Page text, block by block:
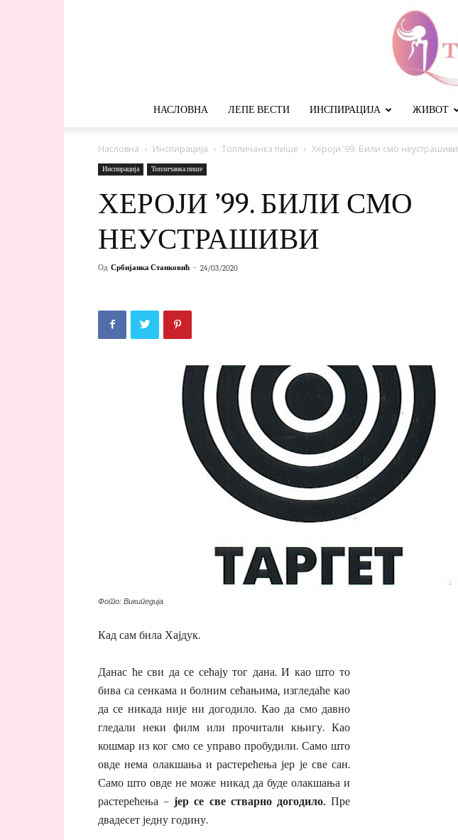
НАСЛОВНА ЛЕПЕ ВЕСТИ ИНСПИРАЦИЈА ЖИВОТ
Насловна Инспирација Топличанка пише Хероји ’99. Били смо неустрашиви
Инспирација Топличанка пише
ХЕРОЈИ ’99. БИЛИ СМО
НЕУСТРАШИВИ
Од Србијанка Станковић - 24/03/2020
Фото: Википедија
Кад сам била Хајдук.
Данас ће сви да се сећају тог дана. И као што то
бива са сенкама и болним сећањима, изгледаће као
да се никада није ни догодило. Као да смо давно
гледали неки филм или прочитали књигу. Као
кошмар из ког смо се управо пробудили. Само што
овде нема олакшања и растерећења јер је све сан.
Само што овде не може никад да буде олакшања и
растерећења –јер се све стварно догодило. Пре
двадесет једну годину.